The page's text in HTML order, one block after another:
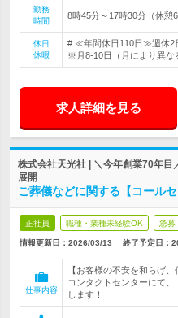
勤務
時間
8時45分～17時30分（休憩
休日
休暇
# ≪年間休日110日≫週休2
※月8-10日（月により異な
求人詳細を見る
株式会社天光社 | ＼今年創業70年
展開
ご葬儀などに関する【コール
正社員 職種・業種未経験OK 急募
情報更新日：2026/03/13 終了予定日：
仕事内容
【お客様の不安を和らげ
コンタクトセンターにて
します！